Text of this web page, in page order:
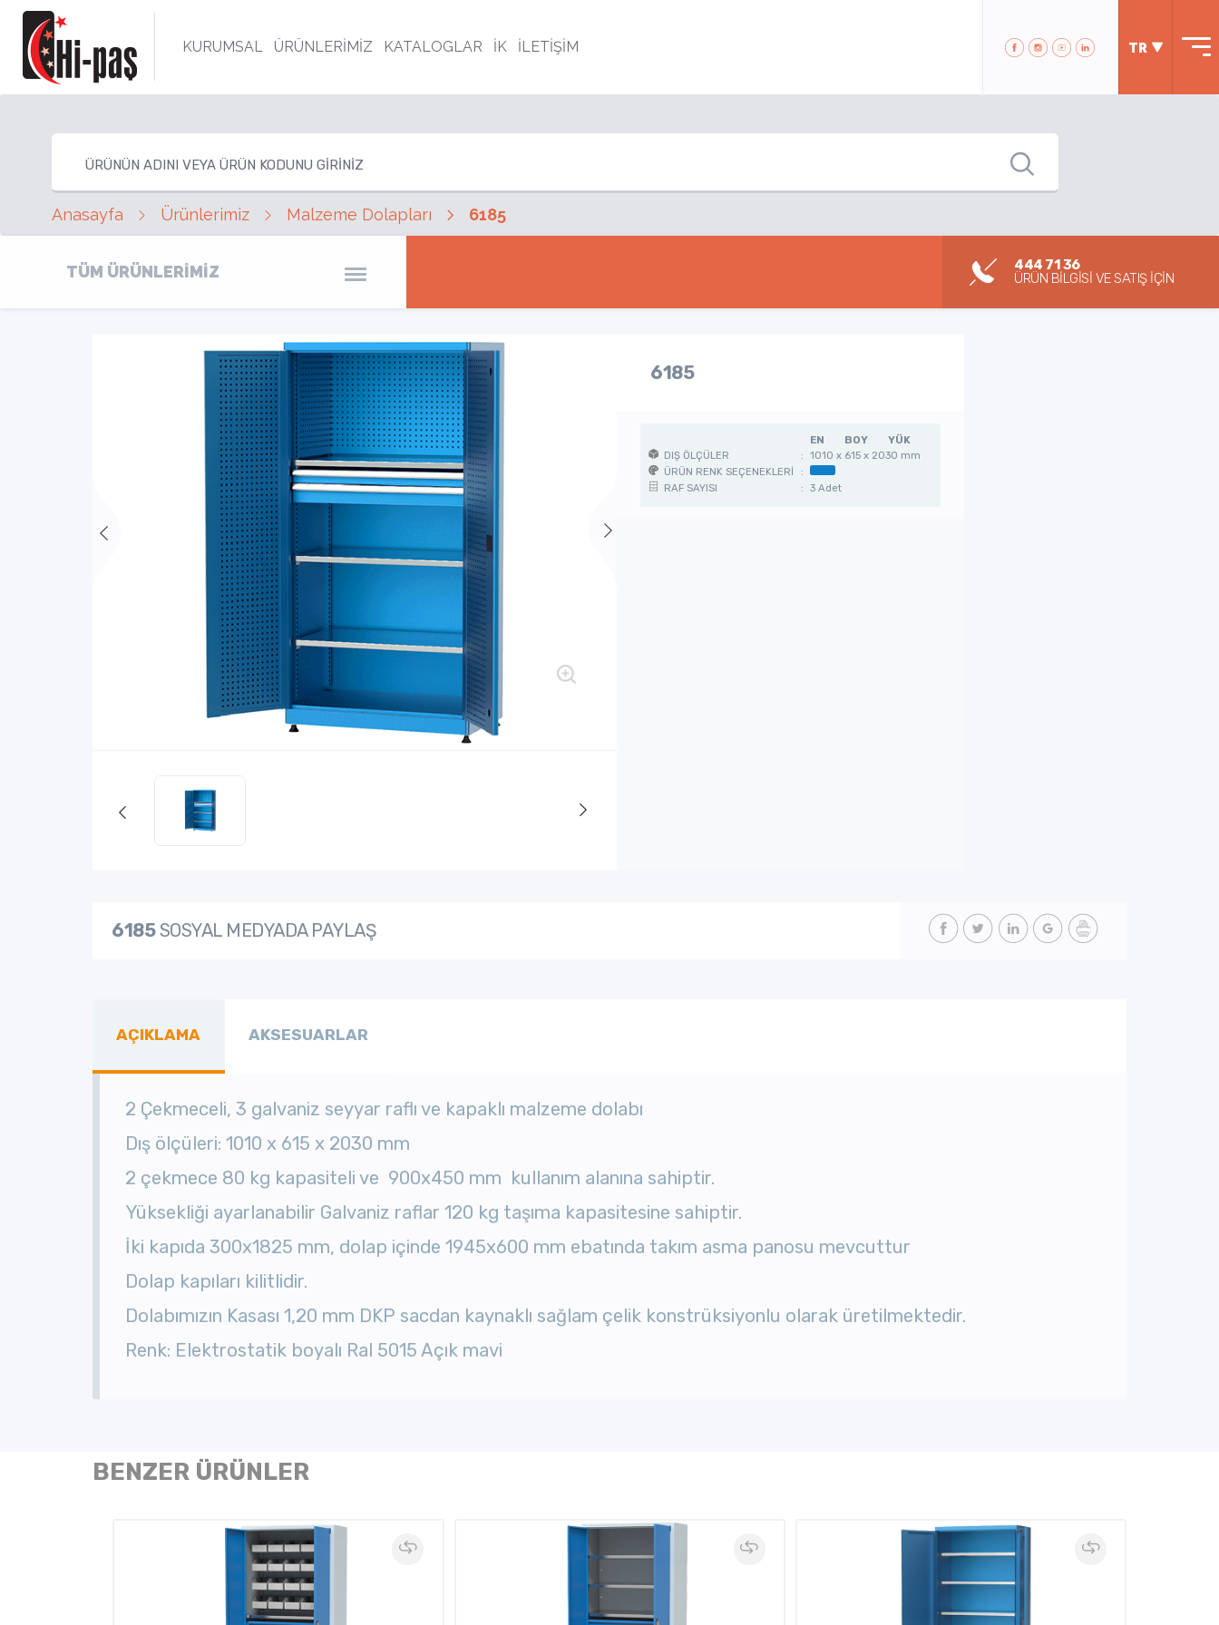
KURUMSAL ÜRÜNLERİMİZ KATALOGLAR İK İLETİŞİM TR
Anasayfa Ürünlerimiz Malzeme Dolapları 6185
TÜM ÜRÜNLERİMİZ
444 71 36
ÜRÜN BİLGİSİ VE SATIŞ İÇİN
6185
EN BOY
YÜK
DIŞ ÖLÇÜLER
:
1010 x 615 x 2030 mm
ÜRÜN RENK SEÇENEKLERİ
:
RAF SAYISI
: 3 Adet
6185SOSYAL MEDYADA PAYLAŞ
AÇIKLAMA AKSESUARLAR
2 Çekmeceli, 3 galvaniz seyyar raflı ve kapaklı malzeme dolabı
Dış ölçüleri: 1010 x 615 x 2030 mm
2 çekmece 80 kg kapasiteli ve 900x450 mm kullanım alanına sahiptir.
Yüksekliği ayarlanabilir Galvaniz raflar 120 kg taşıma kapasitesine sahiptir.
İki kapıda 300x1825 mm, dolap içinde 1945x600 mm ebatında takım asma panosu mevcuttur
Dolap kapıları kilitlidir.
Dolabımızın Kasası 1,20 mm DKP sacdan kaynaklı sağlam çelik konstrüksiyonlu olarak üretilmektedir.
Renk: Elektrostatik boyalı Ral 5015 Açık mavi
BENZER ÜRÜNLER